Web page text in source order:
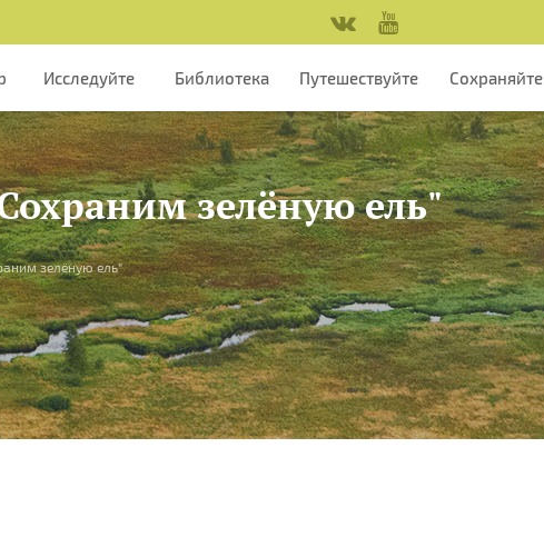
Исследуйте Библиотека Путешествуйте Сохраняйте
зелёную ель"
зелёную ель"